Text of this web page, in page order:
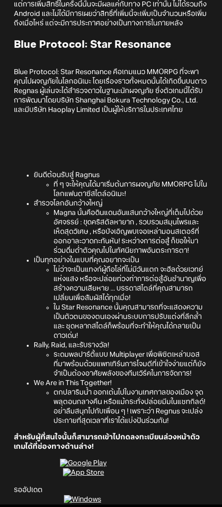
แต่การเพิ่มสิทธิ์ในครั้งนี้นั้นจะมีผลแค่กับทาง PC เท่านั้น ไม่ได้รวมถึง
Android และไม่ได้มีการเผยว่าสิทธิ์ที่เพิ่มนี้จะเพิ่มเป็นจำนวนหรือเพิ่ม
ถึงเมื่อไหร่ แต่จะมีการประกาศอย่างเป็นทางการในภายหลัง
Blue Protocol: Star Resonance
Blue Protocol: Star Resonance คือเกมแนว MMORPG ที่จะพา
คุณไปผจญภัยในโลกอนิเมะ โดยเรื่องราวทั้งหมดนั้นได้เกิดขึ้นบนดาว
Regnas ผู้เล่นจะได้สำรวจดาวในฐานะนักผจญภัย ซึ่งตัวเกมนี้ได้รับ
การพัฒนาโดยบริษัท Shanghai Bokura Technology Co., Ltd.
และมีบริษัท Haoplay Limited เป็นผู้ให้บริการในประเทศไทย
ยินดีต้อนรับสู่ Ragnus
ที่ ๆ จะให้คุณได้มาเริ่มต้นการผจญภัย MMORPG ไปใน
โลกแฟนตาซีสไตล์อนิเมะ!
สำรวจโลกอันกว้างใหญ่
Magna นั้นคือดินแดนอันแสนกว้างใหญ่ที่เต็มไปด้วย
อัศจรรย์ : ขุดคริสตัลหายาก , รวบรวมสมุนไพรและ
เห็ดสุดวิเศษ , หรือบังเอิญพบเจอเหล่ามอนสเตอร์ที่
ออกอาละวาดกะทันหัน! ระหว่างการต่อสู้ ก็ขอให้มา
ร่วมดื่มด่ำตัวคุณไปในทัศนียภาพอันตระการตา!
เป็นทุกอย่างในแบบที่คุณอยากจะเป็น
ไม่ว่าจะเป็นแทงก์ผู้ถือโล่ที่ไม่มีวันแตก จะฮีลด้วยเวทย์
แห่งแสง หรือจะปล่อยท่วงท่าการต่อสู้อันชำนาญเพื่อ
สร้างความเสียหาย ... บรรดาสไตล์ที่คุณสามารถ
เปลี่ยนเพื่อสัมผัสได้ทุกเมื่อ!
ใน Star Resonance นั้นคุณสามารถที่จะแสดงความ
เป็นตัวตนของตนเองผ่านระบบการปรับแต่งที่ลึกล้ำ
และ ชุดหลากสไตล์ก็พร้อมที่จะทำให้คุณได้กลายเป็น
ดาวเด่น!
Rally, Raid, และรับรางวัล!
ระดมพลปาร์ตี้แบบ Multiplayer เพื่อพิชิตเหล่าบอส
ที่มาพร้อมด้วยแพทเทิร์นการโจมตีที่เข้าใจง่ายแต่ก็ยัง
จำเป็นต้องอาศัยพลังของทีมเวิร์คในการจัดการ!
We Are in This Together!
ตกปลาริมน้ำ ออกเต้นไปในงานเทศกาลของเมือง จุด
พลุตอนกลางคืน หรือแม้กระทั่งปล่อยมีมในแชทกิลด์!
อย่าลืมสนุกไปกับเพื่อน ๆ ! เพราะว่า Regnus จะเปล่ง
ประกายที่สุดเวลาที่เราได้แบ่งปันร่วมกัน!
สำหรับผู้ที่สนใจนั้นก็สามารถเข้าไปกดลงทะเบียนล่วงหน้าตัว
เกมได้ที่ช่องทางด้านล่าง!
รออัปเดต